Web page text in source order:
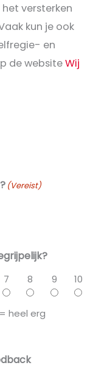
versterken
kun je ook
en
de websiteWij
(Vereist)
7 8 9 10
heel erg